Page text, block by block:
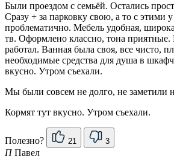
Были проездом с семьёй. Остались
Сразу + за парковку свою, а то с этими
проблематично. Мебель удобная,
тв. Оформлено классно, тона
работал. Ванная была своя, все чисто,
необходимые средства для душа в
вкусно. Утром съехали.
Мы были совсем не долго, не заметили
Кормят тут вкусно. Утром съехали.
Полезно? 21 3
ППавел